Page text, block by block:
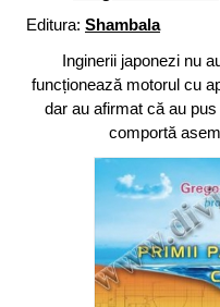
Editura: Shambala
Inginerii japonezi nu
funcționează motorul cu
dar au afirmat că au
comportă